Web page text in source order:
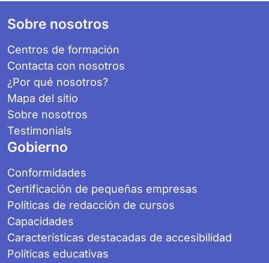
Footer
Sobre nosotros
Centros de formación
Contacta con nosotros
¿Por qué nosotros?
Mapa del sitio
Sobre nosotros
Testimonials
Gobierno
Conformidades
Certificación de pequeñas empresas
Políticas de redacción de cursos
Capacidades
Características destacadas de accesibilidad
Políticas educativas